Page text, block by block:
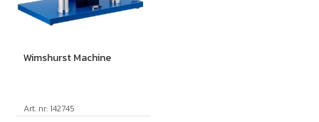
Wimshurst Machine
Art. nr: 142745